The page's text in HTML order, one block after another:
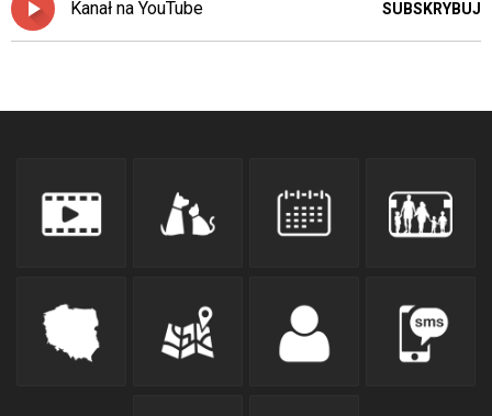
Kanał na YouTube SUBSKRYBUJ